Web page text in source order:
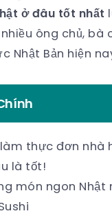
ở đâu tốt nhất
ông chủ, bà
Nhật Bản hiện
thực đơn nhà
là tốt!
món ngon Nhật